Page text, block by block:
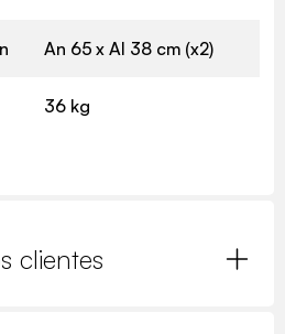
An 65 x Al 38 cm (x2)
36 kg
clientes